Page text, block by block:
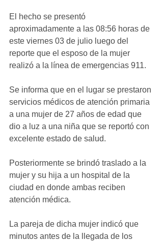
El hecho se presentó
aproximadamente a las 08:56 horas de
este viernes 03 de julio luego del
reporte que el esposo de la mujer
realizó a la línea de emergencias 911.
Se informa que en el lugar se prestaron
servicios médicos de atención primaria
a una mujer de 27 años de edad que
dio a luz a una niña que se reportó con
excelente estado de salud.
Posteriormente se brindó traslado a la
mujer y su hija a un hospital de la
ciudad en donde ambas reciben
atención médica.
La pareja de dicha mujer indicó que
minutos antes de la llegada de los